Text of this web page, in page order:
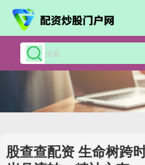
股查查配资 生命树跨